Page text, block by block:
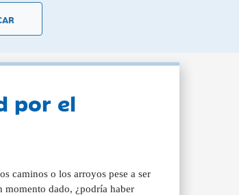
por el
caminos o los arroyos pese a ser
momento dado, ¿podría haber